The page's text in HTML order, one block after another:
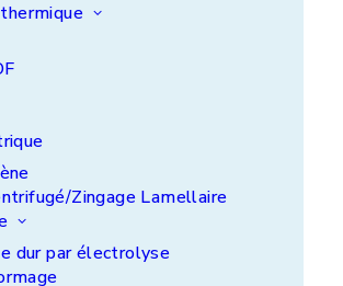
Zingage Lamellaire
dur par électrolyse
à protéger vos pièces
agressions chimiques les plus